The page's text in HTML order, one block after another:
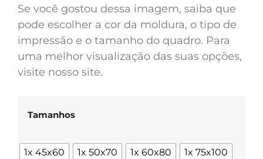
Se você gostou dessa imagem, saiba que
pode escolher a cor da moldura, o tipo de
impressão e o tamanho do quadro. Para
uma melhor visualização das suas opções,
visite nosso site.
Tamanhos
1x 45x60 1x 50x70 1x 60x80
1x 75x100